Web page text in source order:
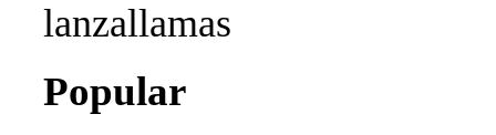
lanzallamas
Popular